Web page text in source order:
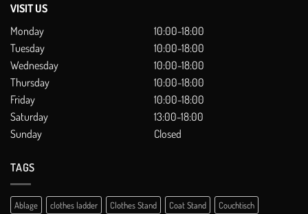
VISIT US
Monday
10:00-18:00
Tuesday
10:00-18:00
Wednesday
10:00-18:00
Thursday
10:00-18:00
Friday
10:00-18:00
Saturday
13:00-18:00
Sunday
Closed
TAGS
Ablage clothes ladder Clothes Stand Coat Stand
Couchtisch